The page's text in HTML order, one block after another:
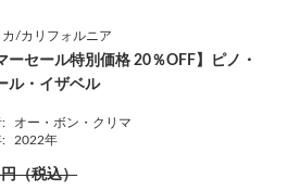
カ/カリフォルニア
ーセール特別価格 20％OFF】ピノ・
ル・イザベル
:
オー・ボン・クリマ
:
2022年
（税込）